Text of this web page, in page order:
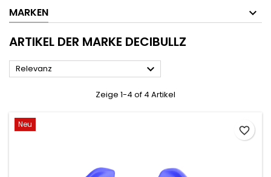
MARKEN
ARTIKEL DER MARKE DECIBULLZ
Relevanz 
Zeige 1-4 of 4 Artikel
Neu
favorite_border